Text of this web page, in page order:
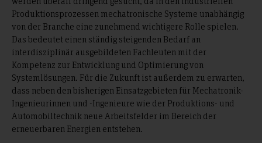
Produktionsprozessen mechatronische Systeme unabhängig
von der Branche eine zunehmend wichtigere Rolle spielen.
Das bedeutet einen ständig steigenden Bedarf an
interdisziplinär ausgebildeten Fachleuten mit der
Kompetenz zur Entwicklung und Optimierung von
Systemlösungen. Für die Zukunft ist außerdem zu erwarten,
dass neben den bisherigen Einsatzgebieten für Mechatronik-
Ingenieurinnen und -Ingenieure wie der Produktions- und
Automobiltechnik neue Arbeitsfelder im Bereich der
erneuerbaren Energien entstehen.